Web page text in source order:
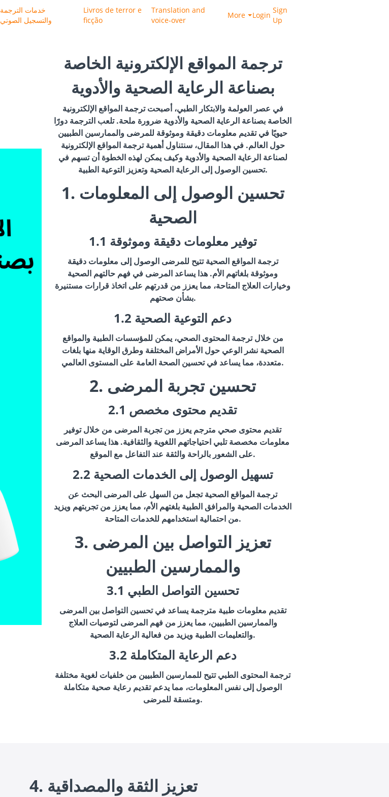
خدمات الترجمة
والتسجيل الصوتي
Livros de terror e
ficção
Translation and
voice-over
More Login
Sign
Up
ترجمة المواقع الإلكترونية الخاصة
بصناعة الرعاية الصحية والأدوية
في عصر العولمة والابتكار الطبي، أصبحت ترجمة المواقع الإلكترونية
الخاصة بصناعة الرعاية الصحية والأدوية ضرورة ملحة. تلعب الترجمة دورًا
حيويًا في تقديم معلومات دقيقة وموثوقة للمرضى والممارسين الطبيين
حول العالم. في هذا المقال، سنتناول أهمية ترجمة المواقع الإلكترونية
لصناعة الرعاية الصحية والأدوية وكيف يمكن لهذه الخطوة أن تسهم في
تحسين الوصول إلى الرعاية الصحية وتعزيز التوعية الطبية.
1. تحسين الوصول إلى المعلومات
الصحية
1.1 توفير معلومات دقيقة وموثوقة
ترجمة المواقع الصحية تتيح للمرضى الوصول إلى معلومات دقيقة
وموثوقة بلغاتهم الأم. هذا يساعد المرضى في فهم حالتهم الصحية
وخيارات العلاج المتاحة، مما يعزز من قدرتهم على اتخاذ قرارات مستنيرة
بشأن صحتهم.
1.2 دعم التوعية الصحية
من خلال ترجمة المحتوى الصحي، يمكن للمؤسسات الطبية والمواقع
الصحية نشر الوعي حول الأمراض المختلفة وطرق الوقاية منها بلغات
متعددة، مما يساعد في تحسين الصحة العامة على المستوى العالمي.
2. تحسين تجربة المرضى
2.1 تقديم محتوى مخصص
تقديم محتوى صحي مترجم يعزز من تجربة المرضى من خلال توفير
معلومات مخصصة تلبي احتياجاتهم اللغوية والثقافية. هذا يساعد المرضى
على الشعور بالراحة والثقة عند التفاعل مع الموقع.
2.2 تسهيل الوصول إلى الخدمات الصحية
ترجمة المواقع الصحية تجعل من السهل على المرضى البحث عن
الخدمات الصحية والمرافق الطبية بلغتهم الأم، مما يعزز من تجربتهم ويزيد
من احتمالية استخدامهم للخدمات المتاحة.
3. تعزيز التواصل بين المرضى
والممارسين الطبيين
3.1 تحسين التواصل الطبي
تقديم معلومات طبية مترجمة يساعد في تحسين التواصل بين المرضى
والممارسين الطبيين، مما يعزز من فهم المرضى لتوصيات العلاج
والتعليمات الطبية ويزيد من فعالية الرعاية الصحية.
3.2 دعم الرعاية المتكاملة
ترجمة المحتوى الطبي تتيح للممارسين الطبيين من خلفيات لغوية مختلفة
الوصول إلى نفس المعلومات، مما يدعم تقديم رعاية صحية متكاملة
ومتسقة للمرضى.
4. تعزيز الثقة والمصداقية